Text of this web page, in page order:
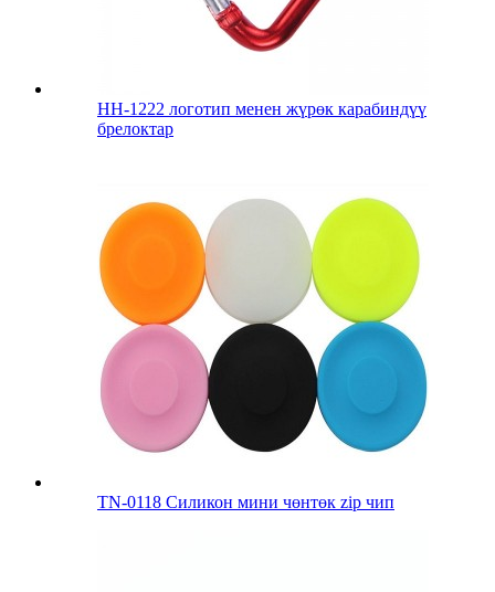
HH-1222 логотип менен жүрөк карабиндүү
брелоктар
TN-0118 Силикон мини чөнтөк zip чип